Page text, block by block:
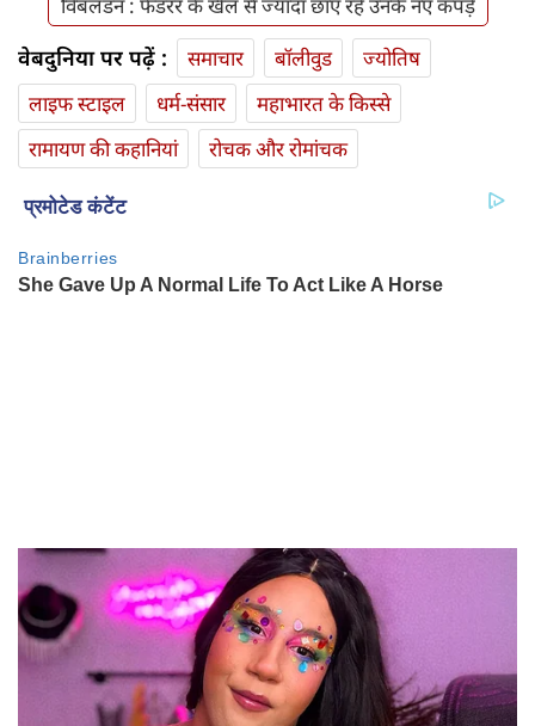
विंबलडन : फेडरर के खेल से ज्यादा छाए रहे उनके नए कपड़े
वेबदुनिया पर पढ़ें : समाचार बॉलीवुड
ज्योतिष
लाइफ स्‍टाइल
धर्म-संसार
महाभारत के किस्से
रामायण की कहानियां
रोचक और रोमांचक